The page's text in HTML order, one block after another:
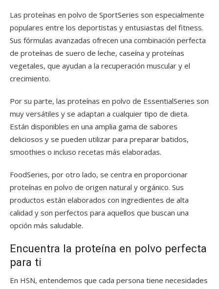
Las proteínas en polvo de SportSeries son especialmente
populares entre los deportistas y entusiastas del fitness.
Sus fórmulas avanzadas ofrecen una combinación perfecta
de proteínas de suero de leche, caseína y proteínas
vegetales, que ayudan a la recuperación muscular y el
crecimiento.
Por su parte, las proteínas en polvo de EssentialSeries son
muy versátiles y se adaptan a cualquier tipo de dieta.
Están disponibles en una amplia gama de sabores
deliciosos y se pueden utilizar para preparar batidos,
smoothies o incluso recetas más elaboradas.
FoodSeries, por otro lado, se centra en proporcionar
proteínas en polvo de origen natural y orgánico. Sus
productos están elaborados con ingredientes de alta
calidad y son perfectos para aquellos que buscan una
opción más saludable.
Encuentra la proteína en polvo perfecta
para ti
En HSN, entendemos que cada persona tiene necesidades